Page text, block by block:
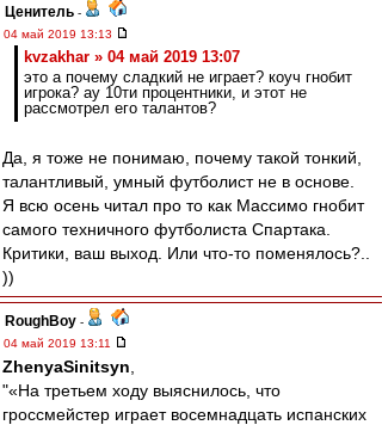
Ценитель -
04 май 2019 13:13
kvzakhar » 04 май 2019 13:07
это а почему сладкий не играет? коуч гнобит
игрока? ау 10ти процентники, и этот не
рассмотрел его талантов?
Да, я тоже не понимаю, почему такой тонкий,
талантливый, умный футболист не в основе.
Я всю осень читал про то как Массимо гнобит
самого техничного футболиста Спартака.
Критики, ваш выход. Или что-то поменялось?..
))
RoughBoy -
04 май 2019 13:11
ZhenyaSinitsyn
"«На третьем ходу выяснилось, что
гроссмейстер играет восемнадцать испанских